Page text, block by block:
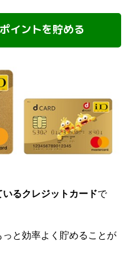
イントを貯める
るクレジットカードで
と効率よく貯めることが